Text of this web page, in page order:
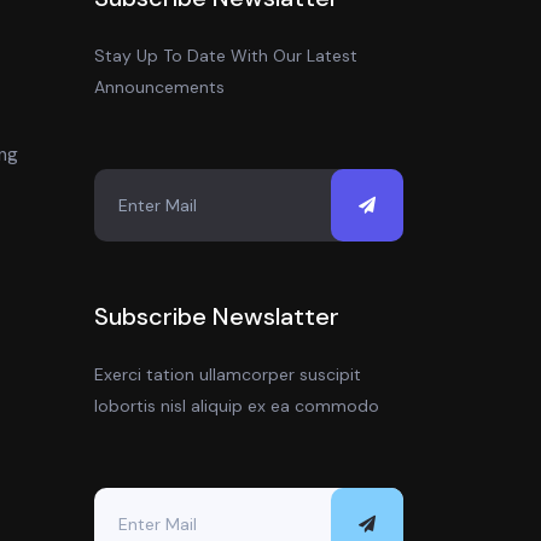
Stay Up To Date With Our Latest
Announcements
Subscribe Newslatter
Exerci tation ullamcorper suscipit
lobortis nisl aliquip ex ea commodo